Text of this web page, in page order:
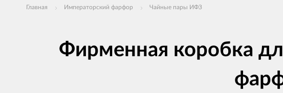
Главная Императорский фарфор Чайные пары ИФЗ
Фирменная коробка